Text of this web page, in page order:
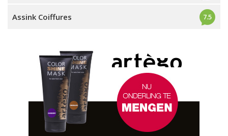
Assink Coiffures 7.5